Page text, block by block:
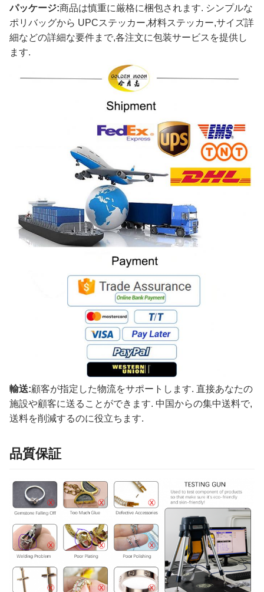
パッケージ:商品は慎重に厳格に梱包されます. シンプルな
ポリバッグから UPCステッカー,材料ステッカー,サイズ詳
細などの詳細な要件まで,各注文に包装サービスを提供し
ます.
輸送:顧客が指定した物流をサポートします. 直接あなたの
施設や顧客に送ることができます. 中国からの集中送料で,
送料を削減するのに役立ちます.
品質保証